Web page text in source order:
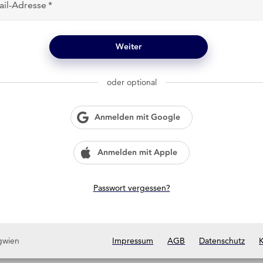
Adresse
Weiter
oder optional
Anmelden mit Google
Anmelden mit Apple
Passwort vergessen?
Impressum AGB Datenschutz